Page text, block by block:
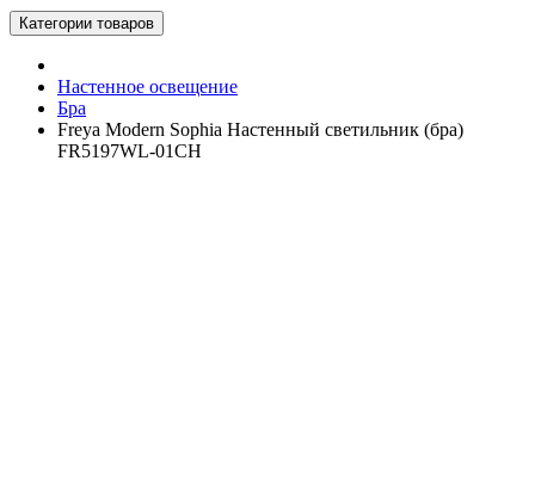
Категории товаров
Настенное освещение
Бра
Freya Modern Sophia Настенный светильник (бра)
FR5197WL-01CH